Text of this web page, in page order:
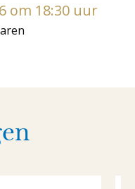
om 18:30 uur